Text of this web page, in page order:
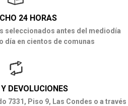
24 HORAS
seleccionados antes del mediodía
día en cientos de comunas
DEVOLUCIONES
7331, Piso 9, Las Condes o a través